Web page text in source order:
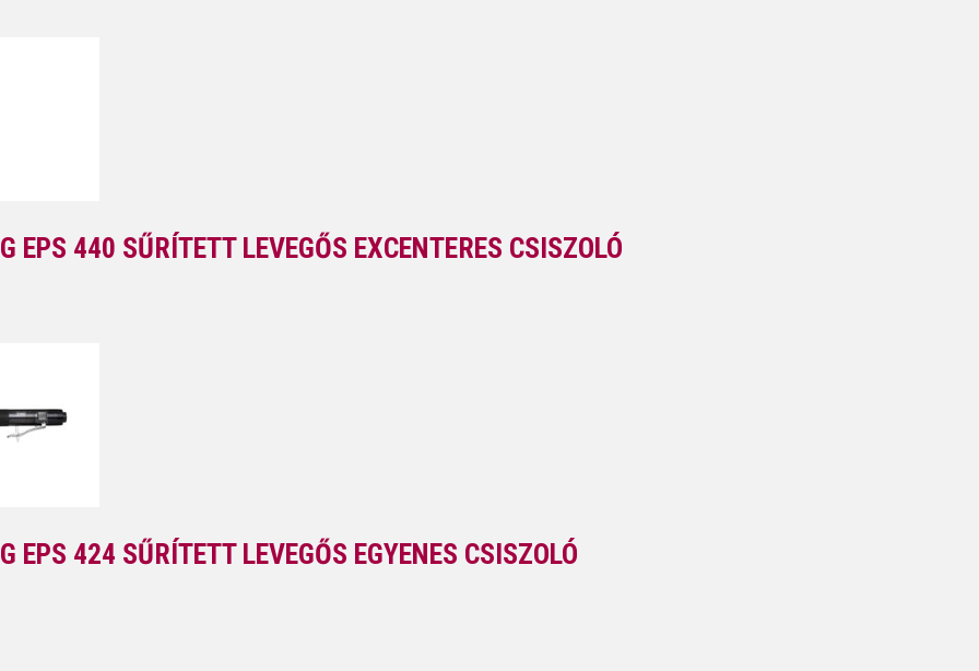
EPS 440 SŰRÍTETT LEVEGŐS EXCENTERES CSISZOLÓ
EPS 424 SŰRÍTETT LEVEGŐS EGYENES CSISZOLÓ